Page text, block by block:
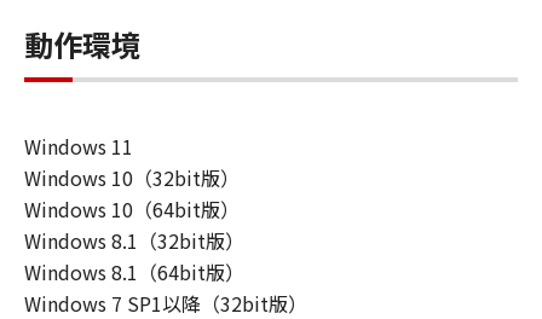
動作環境
Windows 11
Windows 10（32bit版）
Windows 10（64bit版）
Windows 8.1（32bit版）
Windows 8.1（64bit版）
Windows 7 SP1以降（32bit版）